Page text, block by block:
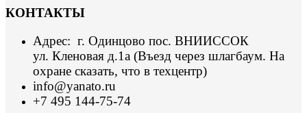
КОНТАКТЫ
Адрес: г. Одинцово пос. ВНИИССОК
ул. Кленовая д.1а (Въезд через шлагбаум. На
охране сказать, что в техцентр)
info@yanato.ru
+7 495 144-75-74